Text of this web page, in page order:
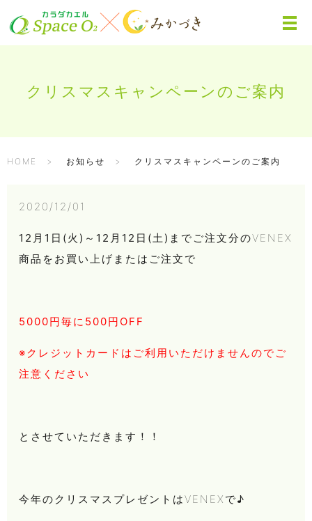
クリスマスキャンペーンのご案内
HOME お知らせ クリスマスキャンペーンのご案内
2020/12/01
12月1日(火)～12月12日(土)までご注文分のVENEX
商品をお買い上げまたはご注文で
5000円毎に500円OFF
※クレジットカードはご利用いただけませんのでご
注意ください
とさせていただきます！！
今年のクリスマスプレゼントはVENEXで♪